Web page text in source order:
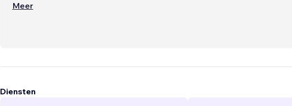
Automatizamos y personalizamos la gestión de tus clientes para mejorar la
Meer
Diensten